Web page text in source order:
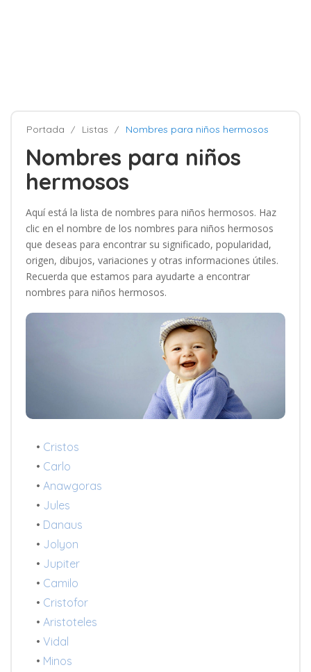
Portada Listas Nombres para niños hermosos
Nombres para niños
hermosos
Aquí está la lista de nombres para niños hermosos. Haz
clic en el nombre de los nombres para niños hermosos
que deseas para encontrar su significado, popularidad,
origen, dibujos, variaciones y otras informaciones útiles.
Recuerda que estamos para ayudarte a encontrar
nombres para niños hermosos.
• Cristos
• Carlo
• Anawgoras
• Jules
• Danaus
• Jolyon
• Jupiter
• Camilo
• Cristofor
• Aristoteles
• Vidal
• Minos